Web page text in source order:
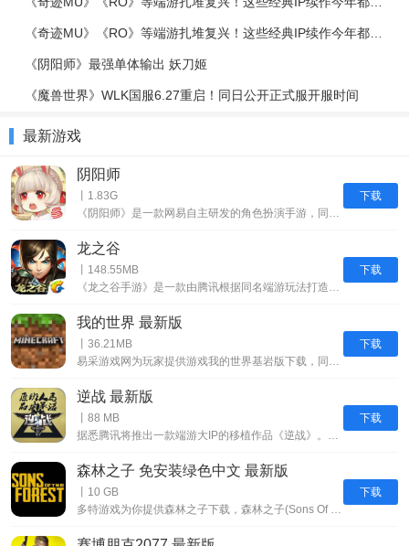
《阴阳师》最强单体输出 妖刀姬
《魔兽世界》WLK国服6.27重启！同日公开正式服开服时间
最新游戏
下载
阴阳师
丨1.83G
《阴阳师》是一款网易自主研发的角色扮演手游，同时也是2016网易重点推动的作品，游戏刚被推出就收到广大游戏用户的青睐，
下载
龙之谷
丨148.55MB
《龙之谷手游》是一款由腾讯根据同名端游玩法打造的一款ARPG手游，游戏职业为基础的四个职业，分别是战士、牧师、法师以及弓手，但十分遗憾的是，该作并没有融入龙之谷的捏脸系统，估计会让不少喜爱个性化的粉丝感到失望。选择好职业角色后，玩家可利用非锁定的虚拟摇杆控制角色进行移动，点击右侧的攻击图标便能发动攻击，还可以通过划动界面来调整视角。
下载
我的世界 最新版
丨36.21MB
易采游戏网为玩家提供游戏我的世界基岩版下载，同时帮助玩家分享网络游戏，手机游戏，单机游戏，电竞电玩等终端游戏的策略分享，游戏评测体验，游戏晋级攻略等内容。我的世界基岩版手机版下载采用了经典的像素风格，这种风格虽然简单但却别具特色，为玩家呈现出一个独特的游戏世界。游戏为玩家提供了一个广阔的沙盒世界，玩家可以在这个世界中自由探索、冒险和创造。这个世界有着丰富的地形和生态系统，从平原到山脉，从森林到沙
下载
逆战 最新版
丨88 MB
据悉腾讯将推出一款端游大IP的移植作品《逆战》。游戏采用第一人称射击形式表现，并且是以机甲模式为核心近未来风格游戏，游戏中出现了未来版95式突击步枪等武器。谁是神枪手，谁是真英雄，届时我们游戏中见！
下载
森林之子 免安装绿色中文 最新版
丨10 GB
多特游戏为你提供森林之子下载，森林之子(Sons Of The Forest)是一款多人孤岛沙盒恐怖生存游戏，游戏发生在一个遥远、神秘的孤岛森林里，玩家在一次飞机失事后被困在那里。森林是奇怪而危险的生物的家园，包括食人变种人和其他未知生物。为了生存，玩家必须搜寻资源、建造庇护所和制造武器。